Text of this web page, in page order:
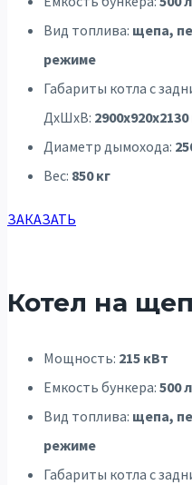
Вид топлива: щепа,
режиме
Габариты котла с
ДхШхВ:
Диаметр дымохода:
Вес: 850
ЗАКАЗАТЬ
Котел на
Мощность: 215 кВт
Емкость бункера: 500 л
Вид топлива: щепа,
режиме
Габариты котла с